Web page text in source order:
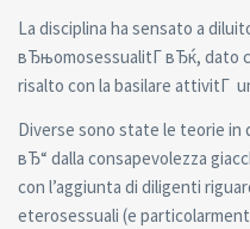
La disciplina ha sensato a
вЂњomosessualitГ вЂќ, dato
risalto con la basilare attivitГ
Diverse sono state le teorie in
вЂ“ dalla consapevolezza
con l’aggiunta di diligenti
eterosessuali (e